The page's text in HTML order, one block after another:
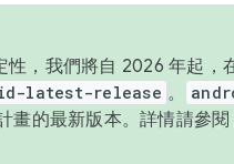
，我們將自 2026 年起，
latest-release 。
的最新版本。詳情請參閱